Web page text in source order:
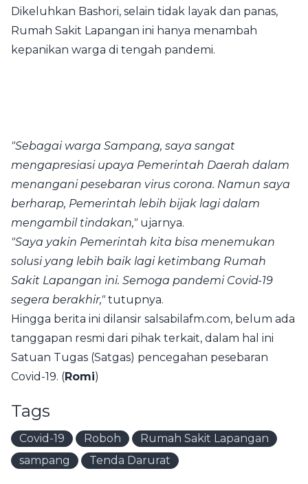
Dikeluhkan Bashori, selain tidak layak dan panas,
Rumah Sakit Lapangan ini hanya menambah
kepanikan warga di tengah pandemi.
"Sebagai warga Sampang, saya sangat
mengapresiasi upaya Pemerintah Daerah dalam
menangani pesebaran virus corona. Namun saya
berharap, Pemerintah lebih bijak lagi dalam
mengambil tindakan," ujarnya.
"Saya yakin Pemerintah kita bisa menemukan
solusi yang lebih baik lagi ketimbang Rumah
Sakit Lapangan ini. Semoga pandemi Covid-19
segera berakhir,"tutupnya.
Hingga berita ini dilansir salsabilafm.com, belum ada
tanggapan resmi dari pihak terkait, dalam hal ini
Satuan Tugas (Satgas) pencegahan pesebaran
Covid-19. (Romi)
Tags
Covid-19 Roboh
Rumah Sakit Lapangan
sampang
Tenda Darurat